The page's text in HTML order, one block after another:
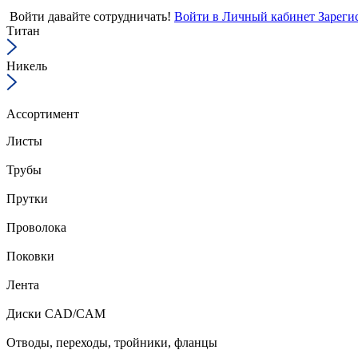
Войти давайте сотрудничать! Войти в Личный кабинет
Титан
Никель
Ассортимент
Листы
Трубы
Прутки
Проволока
Поковки
Лента
Диски CAD/CAM
Отводы, переходы, тройники, фланцы